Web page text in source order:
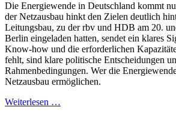
Die Energiewende in Deutschland kommt
der Netzausbau hinkt den Zielen deutlich
Leitungsbau, zu der rbv und HDB am 20.
Berlin eingeladen hatten, sendet ein klares
Know-how und die erforderlichen
fehlt, sind klare politische Entscheidungen
Rahmenbedingungen. Wer die
Netzausbau ermöglichen.
Weiterlesen …